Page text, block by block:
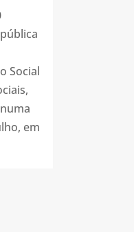
Social
em